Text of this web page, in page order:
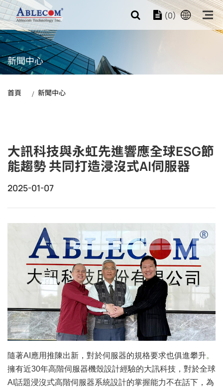
(0)
新聞中心
首頁 新聞中心
大訊科技與永虹先進響應全球ESG節
能趨勢 共同打造浸沒式AI伺服器
2025-01-07
隨著AI 應用推陳出新，對於伺服器的規格要求也俱進攀升。
擁有近30年高階伺服器機殼設計經驗的大訊科技，對於全球
AI 話題浸沒式高階伺服器系統設計的掌握能力不在話下，為